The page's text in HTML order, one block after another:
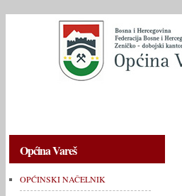
Općina Vareš
OPĆINSKI NAČELNIK